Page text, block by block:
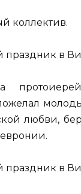
коллектив.
любви,